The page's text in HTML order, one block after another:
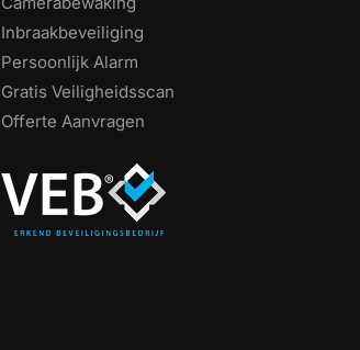
Inbraakbeveiliging
Persoonlijk Alarm
Gratis Veiligheidsscan
Offerte Aanvragen